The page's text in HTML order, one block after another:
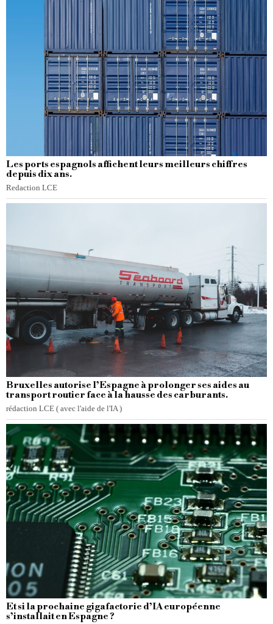
Les ports espagnols affichent leurs meilleurs chiffres
depuis dix ans.
Redaction LCE
Bruxelles autorise l’Espagne à prolonger ses aides au
transport routier face à la hausse des carburants.
rédaction LCE ( avec l'aide de l'IA )
Et si la prochaine gigafactorie d’IA européenne
s’installait en Espagne ?